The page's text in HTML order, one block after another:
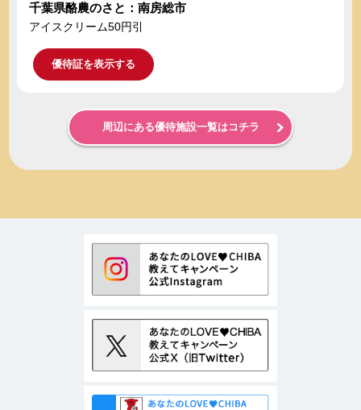
千葉県酪農のさと：南房総市
アイスクリーム50円引
優待証を表示する
周辺にある優待施設一覧はコチラ